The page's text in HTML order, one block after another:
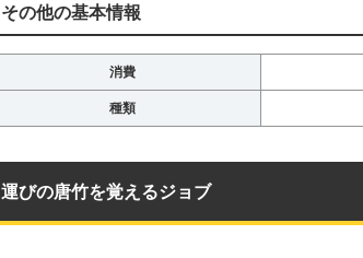
その他の基本情報
消費
種類
運びの唐竹を覚えるジョブ